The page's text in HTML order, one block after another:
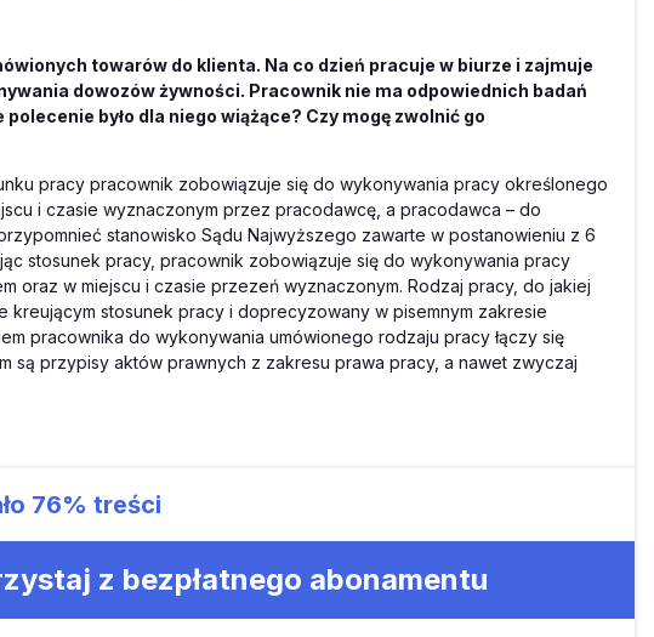
towarów do klienta. Na co dzień pracuje w biurze i zajmuje
dowozów żywności. Pracownik nie ma odpowiednich badań
było dla niego wiążące? Czy mogę zwolnić go
pracy pracownik zobowiązuje się do wykonywania pracy określonego
i czasie wyznaczonym przez pracodawcę, a pracodawca – do
stanowisko Sądu Najwyższego zawarte w postanowieniu z 6
stosunek pracy, pracownik zobowiązuje się do wykonywania pracy
w miejscu i czasie przezeń wyznaczonym. Rodzaj pracy, do jakiej
stosunek pracy i doprecyzowany w pisemnym zakresie
pracownika do wykonywania umówionego rodzaju pracy łączy się
są przypisy aktów prawnych z zakresu prawa pracy, a nawet zwyczaj
76% treści
z bezpłatnego abonamentu